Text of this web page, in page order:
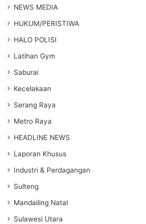
NEWS MEDIA
HUKUM/PERISTIWA
HALO POLISI
Latihan Gym
Saburai
Kecelakaan
Serang Raya
Metro Raya
HEADLINE NEWS
Laporan Khusus
Industri & Perdagangan
Sulteng
Mandailing Natal
Sulawesi Utara